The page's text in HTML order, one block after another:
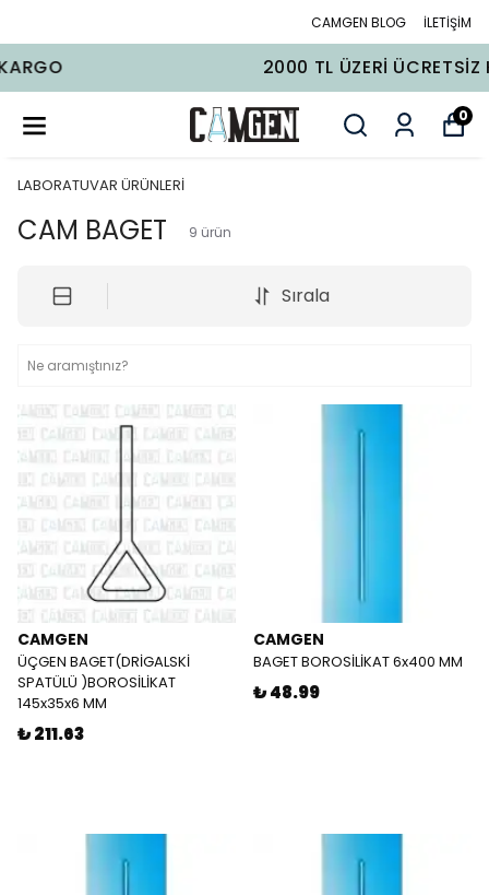
CAMGEN BLOG İLETİŞİM
2000 TL ÜZERI ÜCRETSIZ KARGO
0
LABORATUVAR ÜRÜNLERİ
CAM BAGET 9 ürün
Sırala
CAMGEN
ÜÇGEN BAGET(DRİGALSKİ
SPATÜLÜ )BOROSİLİKAT
145x35x6 MM
₺ 211.63
CAMGEN
BAGET BOROSİLİKAT 6x400 MM
₺ 48.99